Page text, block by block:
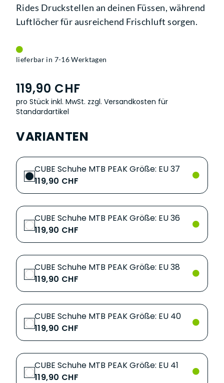
Rides Druckstellen an deinen Füssen, während
Luftlöcher für ausreichend Frischluft sorgen.
lieferbar in 7-16 Werktagen
119,90 CHF
pro Stück inkl. MwSt. zzgl. Versandkosten für
Standardartikel
VARIANTEN
CUBE Schuhe MTB PEAK Größe: EU 37
119,90 CHF
CUBE Schuhe MTB PEAK Größe: EU 36
119,90 CHF
CUBE Schuhe MTB PEAK Größe: EU 38
119,90 CHF
CUBE Schuhe MTB PEAK Größe: EU 40
119,90 CHF
CUBE Schuhe MTB PEAK Größe: EU 41
119,90 CHF